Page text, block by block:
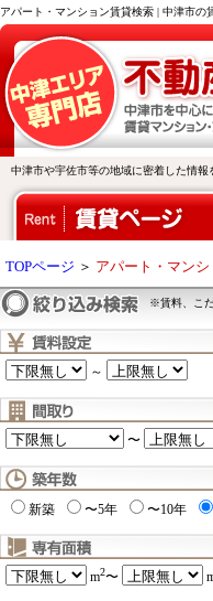
アパート・マンション賃貸検索 | 中津市
中津市や宇佐市等の地域に密着した情
TOPページ ＞ アパート・マンシ
※賃料、こ
～
〜
新築 〜5年 〜10年
m2〜